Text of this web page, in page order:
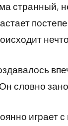
странный,
словно
играет